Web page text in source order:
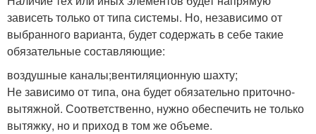
зависеть только от типа системы. Но, независимо от
выбранного варианта, будет содержать в себе такие
обязательные составляющие:
воздушные каналы;вентиляционную шахту;
Не зависимо от типа, она будет обязательно приточно-
вытяжной. Соответственно, нужно обеспечить не только
вытяжку, но и приход в том же объеме.